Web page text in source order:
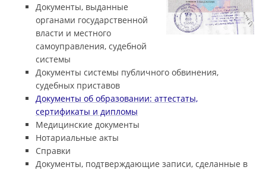
Документы, выданные
органами государственной
власти и местного
самоуправления, судебной
системы
Документы системы публичного обвинения,
судебных приставов
Документы об образовании: аттестаты,
сертификаты и дипломы
Медицинские документы
Нотариальные акты
Справки
Документы, подтверждающие записи, сделанные в